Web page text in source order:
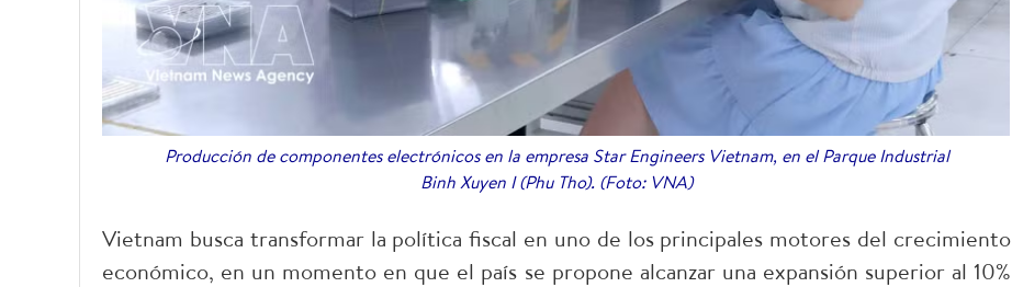
Producción de componentes electrónicos en la empresa Star Engineers Vietnam, en el Parque Industrial
Binh Xuyen I (Phu Tho). (Foto: VNA)
Vietnam busca transformar la política fiscal en uno de los principales motores del crecimiento
económico, en un momento en que el país se propone alcanzar una expansión superior al 10%